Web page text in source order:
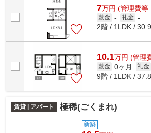
7万円 (管理費等
敷金 - 礼金 -
2階 / 1LDK /
10.1万円 (管理
敷金 0ヶ月 礼金
9階 / 1LDK /
賃貸 | アパート 極稀(ごくまれ)
新築